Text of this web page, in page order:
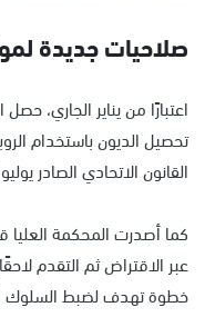
صلاحيات جديدة
اعتبارًا من يناير الجاري،
تحصيل الديون باستخدام
القانون الاتحادي الصادر يوليو 2024.
كما أصدرت المحكمة العليا
عبر الاقتراض ثم التقدم
خطوة تهدف لضبط السلوك